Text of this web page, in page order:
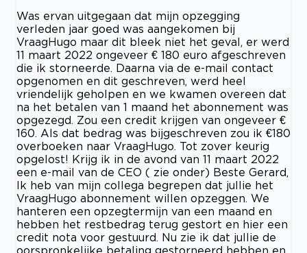
Was ervan uitgegaan dat mijn opzegging
verleden jaar goed was aangekomen bij
VraagHugo maar dit bleek niet het geval, er werd
11 maart 2022 ongeveer € 180 euro afgeschreven
die ik storneerde. Daarna via de e-mail contact
opgenomen en dit geschreven, werd heel
vriendelijk geholpen en we kwamen overeen dat
na het betalen van 1 maand het abonnement was
opgezegd. Zou een credit krijgen van ongeveer €
160. Als dat bedrag was bijgeschreven zou ik €180
overboeken naar VraagHugo. Tot zover keurig
opgelost! Krijg ik in de avond van 11 maart 2022
een e-mail van de CEO ( zie onder) Beste Gerard,
Ik heb van mijn collega begrepen dat jullie het
VraagHugo abonnement willen opzeggen. We
hanteren een opzegtermijn van een maand en
hebben het restbedrag terug gestort en hier een
credit nota voor gestuurd. Nu zie ik dat jullie de
oorspronkelijke betaling gestorneerd hebben en